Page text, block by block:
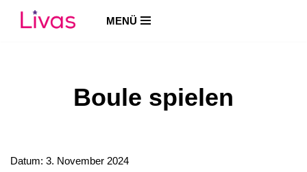
MENÜ
Boule spielen
Datum: 3. November 2024